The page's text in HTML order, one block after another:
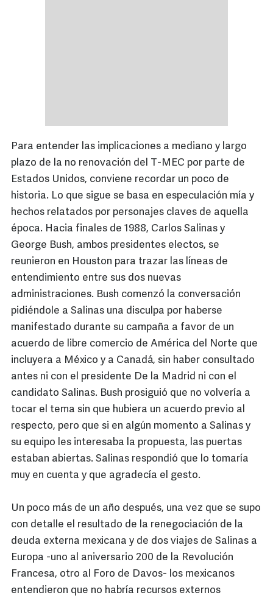
Para entender las implicaciones a mediano y largo
plazo de la no renovación del T-MEC por parte de
Estados Unidos, conviene recordar un poco de
historia. Lo que sigue se basa en especulación mía y
hechos relatados por personajes claves de aquella
época. Hacia finales de 1988, Carlos Salinas y
George Bush, ambos presidentes electos, se
reunieron en Houston para trazar las líneas de
entendimiento entre sus dos nuevas
administraciones. Bush comenzó la conversación
pidiéndole a Salinas una disculpa por haberse
manifestado durante su campaña a favor de un
acuerdo de libre comercio de América del Norte que
incluyera a México y a Canadá, sin haber consultado
antes ni con el presidente De la Madrid ni con el
candidato Salinas. Bush prosiguió que no volvería a
tocar el tema sin que hubiera un acuerdo previo al
respecto, pero que si en algún momento a Salinas y
su equipo les interesaba la propuesta, las puertas
estaban abiertas. Salinas respondió que lo tomaría
muy en cuenta y que agradecía el gesto.
Un poco más de un año después, una vez que se supo
con detalle el resultado de la renegociación de la
deuda externa mexicana y de dos viajes de Salinas a
Europa -uno al aniversario 200 de la Revolución
Francesa, otro al Foro de Davos- los mexicanos
entendieron que no habría recursos externos